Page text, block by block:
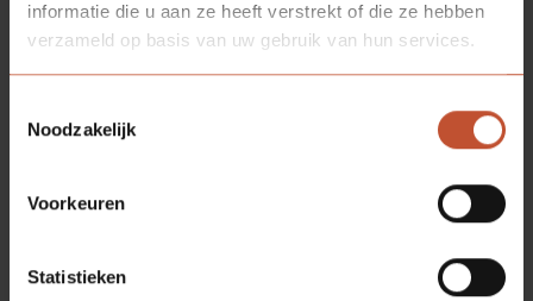
informatie die u aan ze heeft verstrekt of die ze hebben
verzameld op basis van uw gebruik van hun services.
Noodzakelijk
Voorkeuren
Statistieken
DOWNLOADS
Technische tekening